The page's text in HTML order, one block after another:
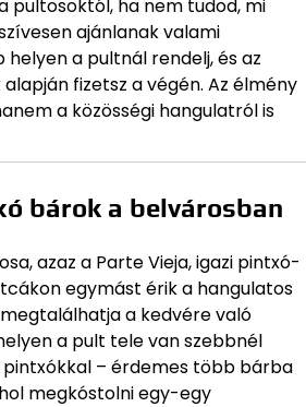
pultosoktól, ha nem tudod, mi
ajánlanak valami
a pultnál rendelj, és az
fizetsz a végén. Az élmény
a közösségi hangulatról is
bárok a belvárosban
azaz a Parte Vieja, igazi pintxó-
egymást érik a hangulatos
a kedvére való
a pult tele van szebbnél
pintxókkal – érdemes több bárba
megkóstolni egy-egy